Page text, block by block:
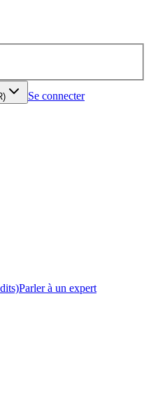
Se connecter
Parler à un expert